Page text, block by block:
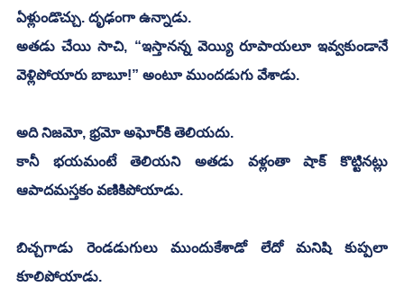
ఏళ్లుండొచ్చు. దృఢంగా ఉన్నాడు.
అతడు చేయి సాచి, “ఇస్తానన్న వెయ్యి రూపాయలూ ఇవ్వకుండానే
వెళ్లిపోయారు బాబూ!” అంటూ ముందడుగు వేశాడు.
అది నిజమో, భ్రమో అఘోర్‌కి తెలియదు.
కానీ భయమంటే తెలియని అతడు వళ్లంతా షాక్ కొట్టినట్లు
ఆపాదమస్తకం వణికిపోయాడు.
బిచ్చగాడు రెండడుగులు ముందుకేశాడో లేదో మనిషి కుప్పలా
కూలిపోయాడు.